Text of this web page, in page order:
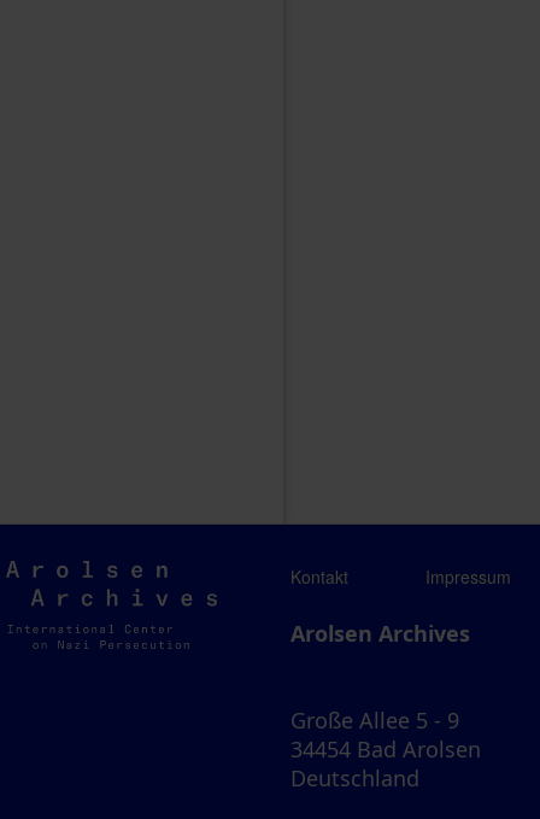
Arolsen
Archives
Kontakt Impressum
Arolsen Archives
Große Allee 5 - 9
34454 Bad Arolsen
Deutschland